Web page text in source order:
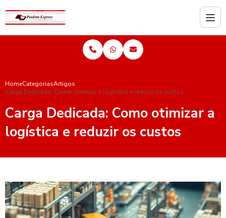
HomeCategoriasArtigos
Carga Dedicada: Como otimizar a logística e reduzir os custos
Carga Dedicada: Como otimizar a
logística e reduzir os custos